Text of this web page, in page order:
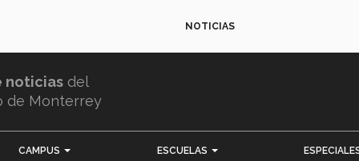
NOTICIAS
noticias del
de Monterrey
CAMPUS ESCUELAS